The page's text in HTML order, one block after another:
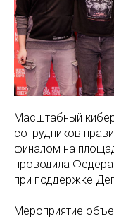
Масштабный
сотрудников
финалом на
проводила
при поддержке
Мероприятие